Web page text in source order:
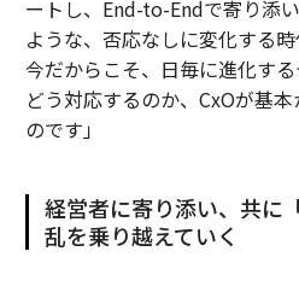
ートし、End-to-Endで寄り添
ような、否応なしに変化する
今だからこそ、日毎に進化す
どう対応するのか、CxOが基
のです」
経営者に寄り添い、共に
乱を乗り越えていく